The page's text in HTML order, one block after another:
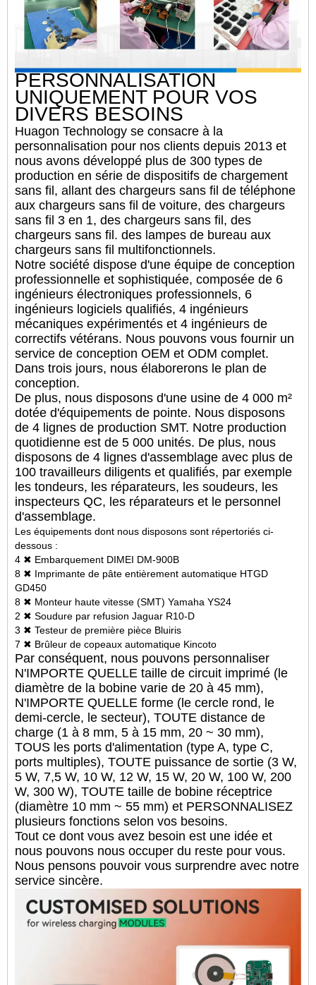
PERSONNALISATION
UNIQUEMENT POUR VOS
DIVERS BESOINS
Huagon Technology se consacre à la
personnalisation pour nos clients depuis 2013 et
nous avons développé plus de 300 types de
production en série de dispositifs de chargement
sans fil, allant des chargeurs sans fil de téléphone
aux chargeurs sans fil de voiture, des chargeurs
sans fil 3 en 1, des chargeurs sans fil, des
chargeurs sans fil. des lampes de bureau aux
chargeurs sans fil multifonctionnels.
Notre société dispose d'une équipe de conception
professionnelle et sophistiquée, composée de 6
ingénieurs électroniques professionnels, 6
ingénieurs logiciels qualifiés, 4 ingénieurs
mécaniques expérimentés et 4 ingénieurs de
correctifs vétérans. Nous pouvons vous fournir un
service de conception OEM et ODM complet.
Dans trois jours, nous élaborerons le plan de
conception.
De plus, nous disposons d'une usine de 4 000 m²
dotée d'équipements de pointe. Nous disposons
de 4 lignes de production SMT. Notre production
quotidienne est de 5 000 unités. De plus, nous
disposons de 4 lignes d'assemblage avec plus de
100 travailleurs diligents et qualifiés, par exemple
les tondeurs, les réparateurs, les soudeurs, les
inspecteurs QC, les réparateurs et le personnel
d'assemblage.
Les équipements dont nous disposons sont répertoriés ci-
dessous :
4 ✖ Embarquement DIMEI DM-900B
8 ✖ Imprimante de pâte entièrement automatique HTGD
GD450
8 ✖ Monteur haute vitesse (SMT) Yamaha YS24
2 ✖ Soudure par refusion Jaguar R10-D
3 ✖ Testeur de première pièce Bluiris
7 ✖ Brûleur de copeaux automatique Kincoto
Par conséquent, nous pouvons personnaliser
N'IMPORTE QUELLE taille de circuit imprimé (le
diamètre de la bobine varie de 20 à 45 mm),
N'IMPORTE QUELLE forme (le cercle rond, le
demi-cercle, le secteur), TOUTE distance de
charge (1 à 8 mm, 5 à 15 mm, 20 ~ 30 mm),
TOUS les ports d'alimentation (type A, type C,
ports multiples), TOUTE puissance de sortie (3 W,
5 W, 7,5 W, 10 W, 12 W, 15 W, 20 W, 100 W, 200
W, 300 W), TOUTE taille de bobine réceptrice
(diamètre 10 mm ~ 55 mm) et PERSONNALISEZ
plusieurs fonctions selon vos besoins.
Tout ce dont vous avez besoin est une idée et
nous pouvons nous occuper du reste pour vous.
Nous pensons pouvoir vous surprendre avec notre
service sincère.